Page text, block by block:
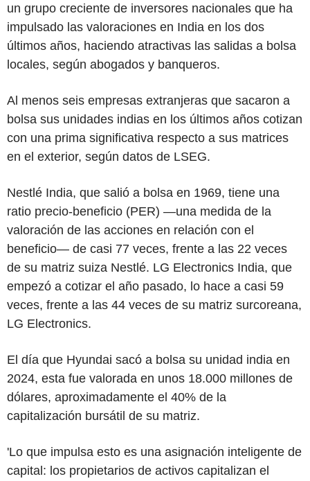
un grupo creciente de inversores nacionales que ha
impulsado las valoraciones en India en los dos
últimos años, haciendo atractivas las salidas a bolsa
locales, según abogados y banqueros.
Al menos seis empresas extranjeras que sacaron a
bolsa sus unidades indias en los últimos años cotizan
con una prima significativa respecto a sus matrices
en el exterior, según datos de LSEG.
Nestlé India, que salió a bolsa en 1969, tiene una
ratio precio-beneficio (PER) —una medida de la
valoración de las acciones en relación con el
beneficio— de casi 77 veces, frente a las 22 veces
de su matriz suiza Nestlé. LG Electronics India, que
empezó a cotizar el año pasado, lo hace a casi 59
veces, frente a las 44 veces de su matriz surcoreana,
LG Electronics.
El día que Hyundai sacó a bolsa su unidad india en
2024, esta fue valorada en unos 18.000 millones de
dólares, aproximadamente el 40% de la
capitalización bursátil de su matriz.
'Lo que impulsa esto es una asignación inteligente de
capital: los propietarios de activos capitalizan el